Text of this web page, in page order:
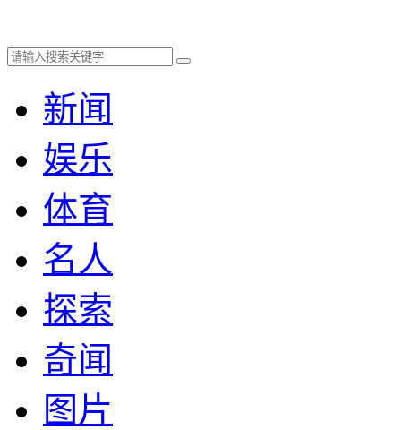
新闻
娱乐
体育
名人
探索
奇闻
图片